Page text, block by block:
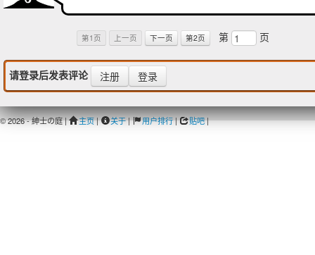
第1页 上一页 下一页 第2页 第 页
请登录后发表评论 注册 登录
© 2026 - 紳士の庭 | 主页| 关于| 用户排行| 贴吧|